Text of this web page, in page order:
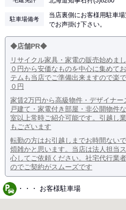
駐車場備考
当店裏側にお客様用駐車
でお声掛け下さい。
◆店舗PR◆
リサイクル家具・家電の販売始めま
０円から安価なものを中心に集めて
テムも当店でご準備出来ますので楽
０円
家賃2万円から高級物件・デザイナー
戸建て・家電付き部屋・非公開物件
室以上常時ご紹介可能です。引越し
もございます
転勤の方はお引越しまでお時間ない
煩雑かと思います。当店は法人担当
心してご依頼ください。社宅代行業
のでご契約がスムーズです
・・・ お客様駐車場